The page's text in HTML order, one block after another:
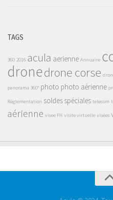
TAGS
360 2016 acula aerienne Annuaire
dronedrone corse
panorama 360° photo photo aérienne
Réglementation soldes spéciales telecom
aérienne visee FH visite virtuelle visées